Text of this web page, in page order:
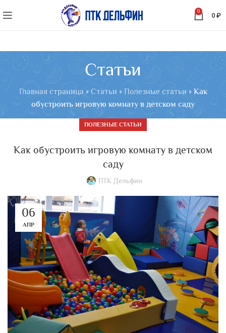
0
0 ₽
Статьи
Главная страница » Статьи » Полезные статьи » Как
обустроить игровую комнату в детском саду
ПОЛЕЗНЫЕ СТАТЬИ
Как обустроить игровую комнату в детском
саду
ПТК Дельфин
06
АПР